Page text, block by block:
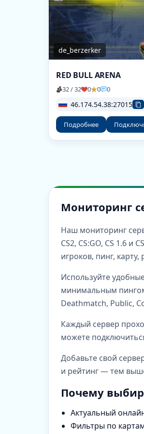
de_berzerker
RED BULL ARENA
32 / 32 0 0 0
46.174.54.38:27015
Подробнее
Мониторинг
Наш мониторинг
CS2, CS:GO, CS 1.6
игроков, пинг,
Используйте
минимальным
Deathmatch, Public,
Каждый сервер
можете
Добавьте свой
и рейтинг — тем
Почему
Актуальный
Фильтры по